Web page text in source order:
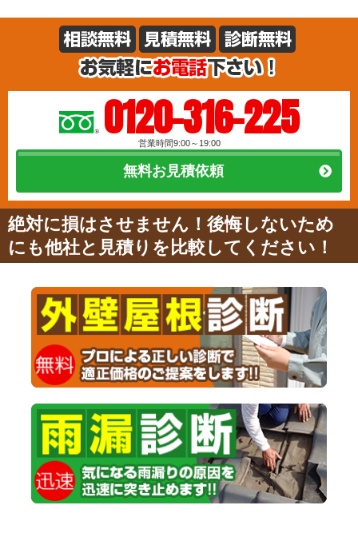
0120-316-225
営業時間9:00～19:00
無料お見積依頼
絶対に損はさせません！後悔しないため
にも他社と見積りを比較してください！